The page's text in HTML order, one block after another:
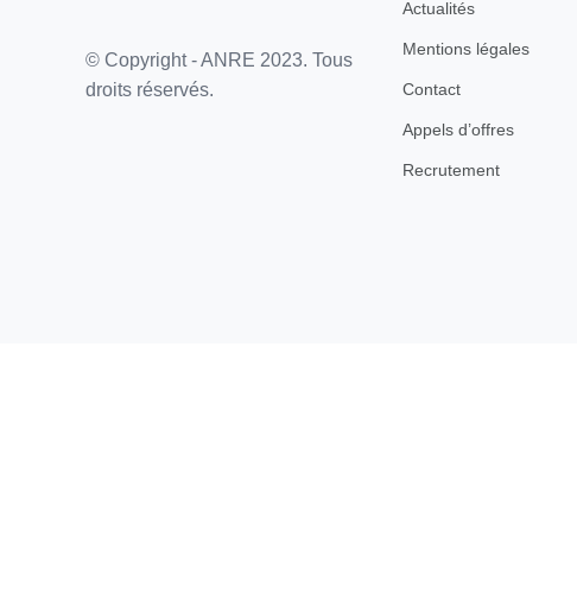
© Copyright - ANRE 2023. Tous
droits réservés.
Actualités
Mentions légales
Contact
Appels d’offres
Recrutement